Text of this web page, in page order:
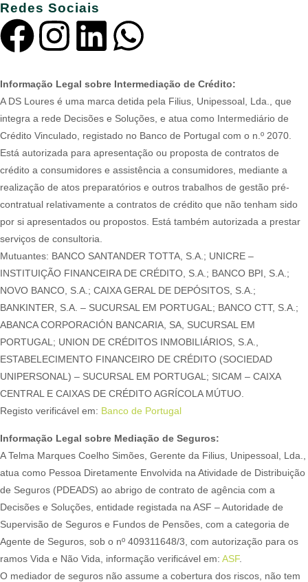
Redes Sociais
Informação Legal sobre Intermediação de Crédito:
A DS Loures é uma marca detida pela Filius, Unipessoal, Lda., que
integra a rede Decisões e Soluções, e atua como Intermediário de
Crédito Vinculado, registado no Banco de Portugal com o n.º 2070.
Está autorizada para apresentação ou proposta de contratos de
crédito a consumidores e assistência a consumidores, mediante a
realização de atos preparatórios e outros trabalhos de gestão pré-
contratual relativamente a contratos de crédito que não tenham sido
por si apresentados ou propostos. Está também autorizada a prestar
serviços de consultoria.
Mutuantes: BANCO SANTANDER TOTTA, S.A.; UNICRE –
INSTITUIÇÃO FINANCEIRA DE CRÉDITO, S.A.; BANCO BPI, S.A.;
NOVO BANCO, S.A.; CAIXA GERAL DE DEPÓSITOS, S.A.;
BANKINTER, S.A. – SUCURSAL EM PORTUGAL; BANCO CTT, S.A.;
ABANCA CORPORACIÓN BANCARIA, SA, SUCURSAL EM
PORTUGAL; UNION DE CRÉDITOS INMOBILIÁRIOS, S.A.,
ESTABELECIMENTO FINANCEIRO DE CRÉDITO (SOCIEDAD
UNIPERSONAL) – SUCURSAL EM PORTUGAL; SICAM – CAIXA
CENTRAL E CAIXAS DE CRÉDITO AGRÍCOLA MÚTUO.
Registo verificável em: Banco de Portugal
Informação Legal sobre Mediação de Seguros:
A Telma Marques Coelho Simões, Gerente da Filius, Unipessoal, Lda.,
atua como Pessoa Diretamente Envolvida na Atividade de Distribuição
de Seguros (PDEADS) ao abrigo de contrato de agência com a
Decisões e Soluções, entidade registada na ASF – Autoridade de
Supervisão de Seguros e Fundos de Pensões, com a categoria de
Agente de Seguros, sob o nº 409311648/3, com autorização para os
ramos Vida e Não Vida, informação verificável em: ASF.
O mediador de seguros não assume a cobertura dos riscos, não tem